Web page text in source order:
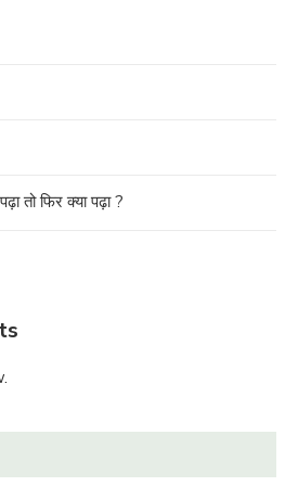
तो फिर क्या पढ़ा ?